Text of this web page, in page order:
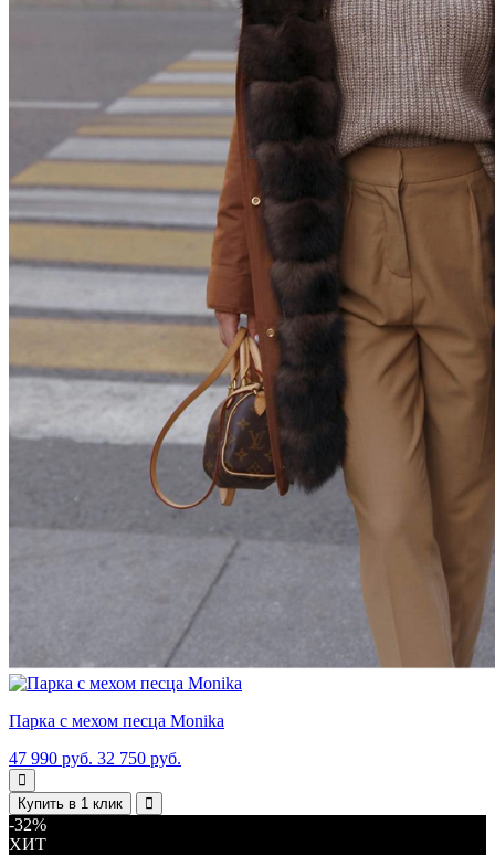
Парка с мехом песца Monika
47 990 руб. 32 750 руб.
Купить в 1 клик
-32%
ХИТ